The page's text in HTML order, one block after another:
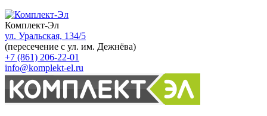
Комплект-Эл
ул. Уральская, 134/5
(пересечение с ул. им. Дежнёва)
+7 (861) 206-22-01
info@komplekt-el.ru